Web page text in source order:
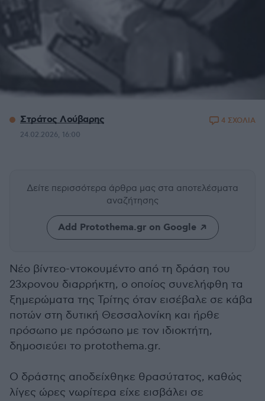
Στράτος Λούβαρης
24.02.2026, 16:00
4 ΣΧΟΛΙΑ
Δείτε περισσότερα άρθρα μας στα αποτελέσματα
αναζήτησης
Add Protothema.gr on Google
Νέο βίντεο-ντοκουμέντο από τη δράση του
23χρονου διαρρήκτη, ο οποίος συνελήφθη τα
ξημερώματα της Τρίτης όταν εισέβαλε σε κάβα
ποτών στη δυτική Θεσσαλονίκη και ήρθε
πρόσωπο με πρόσωπο με τον ιδιοκτήτη,
δημοσιεύει το protothema.gr.
Ο δράστης αποδείχθηκε θρασύτατος, καθώς
λίγες ώρες νωρίτερα είχε εισβάλει σε